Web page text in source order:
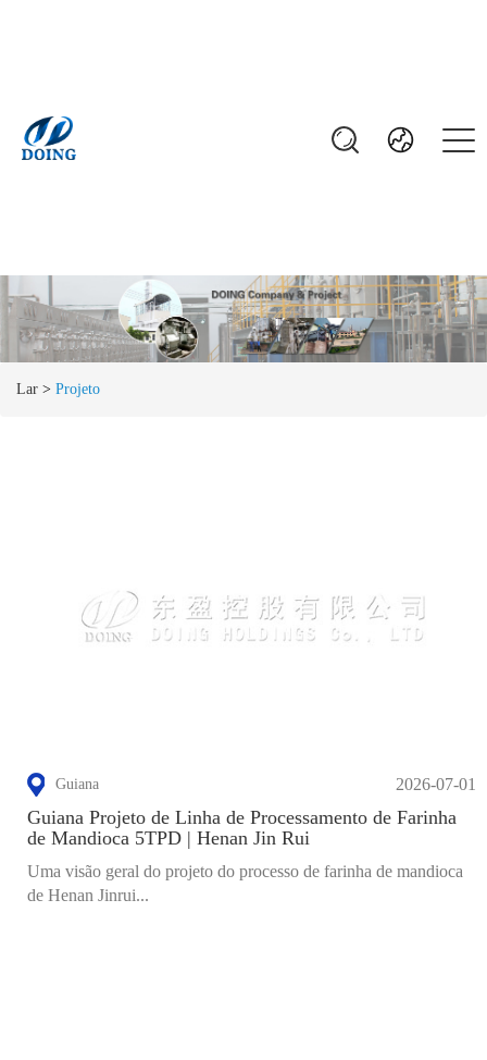
Lar > Projeto
Guiana 2026-07-01
Guiana Projeto de Linha de Processamento de Farinha
de Mandioca 5TPD | Henan Jin Rui
Uma visão geral do projeto do processo de farinha de mandioca
de Henan Jinrui...